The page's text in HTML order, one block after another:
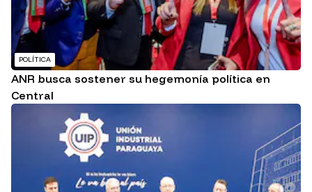
POLÍTICA
ANR busca sostener su hegemonía política en
Central